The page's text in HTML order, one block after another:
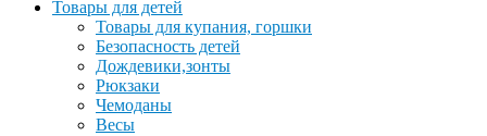
Товары для детей
Товары для купания, горшки
Безопасность детей
Дождевики,зонты
Рюкзаки
Чемоданы
Весы